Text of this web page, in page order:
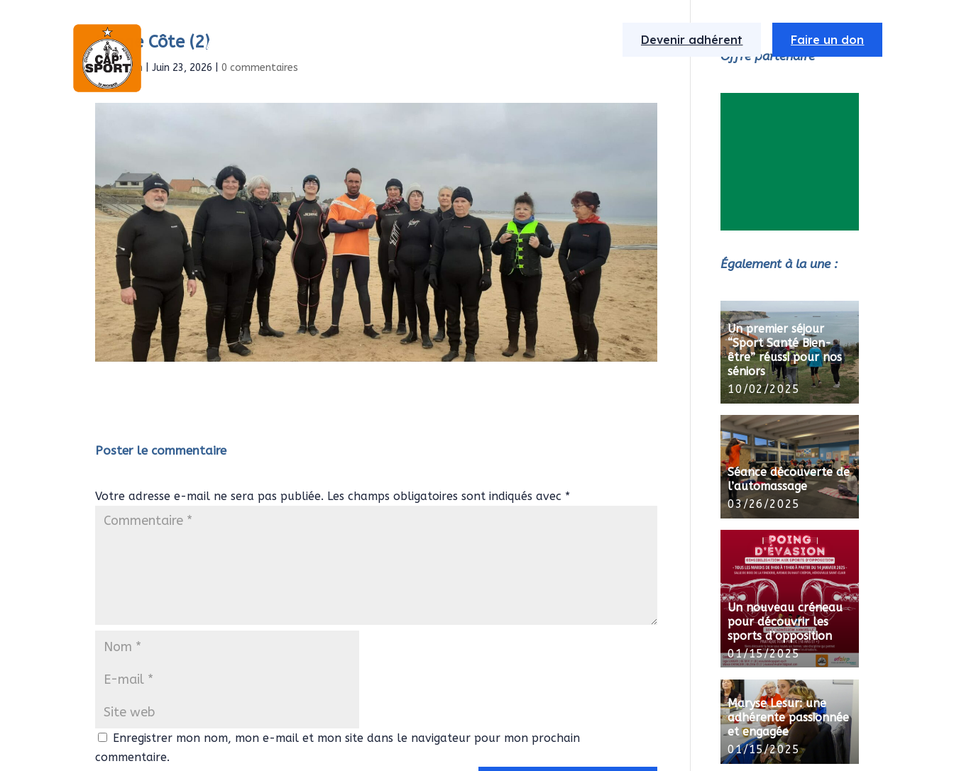
Accueil Devenir adhérent Faire un don
Longe Côte (2)
parAdmin |Juin 23, 2026 |0 commentaires
Poster le commentaire
Votre adresse e-mail ne sera pas publiée. Les champs obligatoires sont indiqués avec *
Enregistrer mon nom, mon e-mail et mon site dans le navigateur pour mon prochain
commentaire.
Offre partenaire
Également à la une :
Un premier séjour
“Sport Santé Bien-
être” réussi pour nos
séniors
10/02/2025
Séance découverte de
l’automassage
03/26/2025
Un nouveau créneau
pour découvrir les
sports d’opposition
01/15/2025
Maryse Lesur: une
adhérente passionnée
et engagée
01/15/2025